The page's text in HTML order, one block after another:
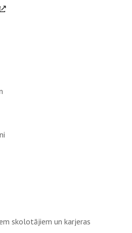
skolotājiem un karjeras